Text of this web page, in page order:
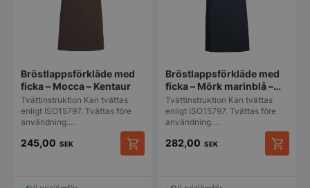
Bröstlappsförkläde med
ficka – Mocca – Kentaur
Tvättinstruktion Kan tvättas
enligt ISO15797. Tvättas före
användning.…
245,00 SEK
Bröstlappsförkläde med
ficka – Mörk marinblå –
Kentaur
Tvättinstruktion Kan tvättas
enligt ISO15797. Tvättas före
användning.…
282,00 SEK